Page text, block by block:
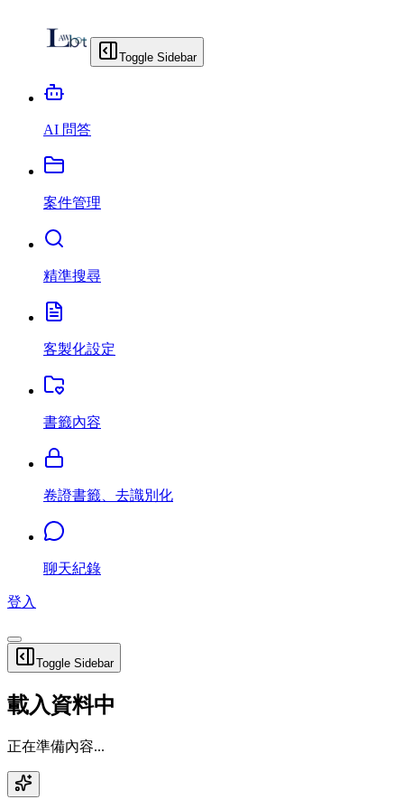
Toggle Sidebar
AI 問答
案件管理
精準搜尋
客製化設定
書籤內容
卷證書籤、去識別化
聊天紀錄
登入
Toggle Sidebar
載入資料中
正在準備內容...